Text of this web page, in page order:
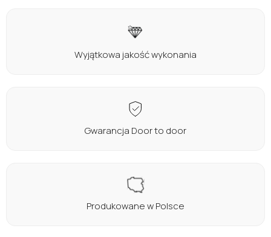
Wyjątkowa jakość wykonania
Gwarancja Door to door
Produkowane w Polsce